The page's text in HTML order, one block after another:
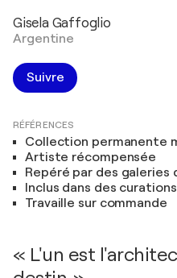
Gisela Gaffoglio
Argentine
Suivre
RÉFÉRENCES
Collection permanente
Artiste récompensée
Repéré par des galeries
Inclus dans des
Travaille sur commande
« L'un est